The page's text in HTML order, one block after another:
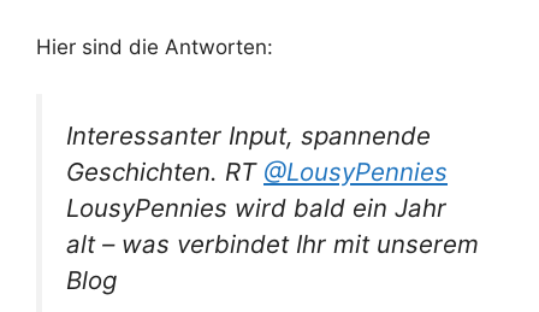
Hier sind die Antworten:
Interessanter Input, spannende
Geschichten. RT @LousyPennies
LousyPennies wird bald ein Jahr
alt – was verbindet Ihr mit unserem
Blog